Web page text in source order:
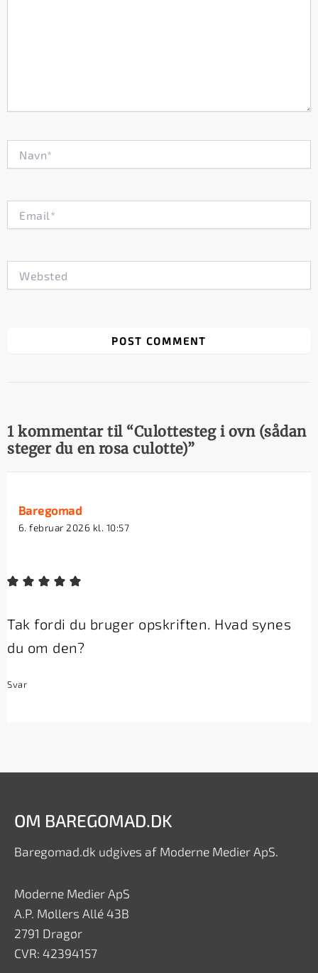
1 kommentar til “Culottesteg i ovn (sådan
steger du en rosa culotte)”
Baregomad
6. februar 2026 kl. 10:57
Tak fordi du bruger opskriften. Hvad synes
du om den?
Svar
OM BAREGOMAD.DK
Baregomad.dk udgives af Moderne Medier ApS.
Moderne Medier ApS
A.P. Møllers Allé 43B
2791 Dragør
CVR: 42394157